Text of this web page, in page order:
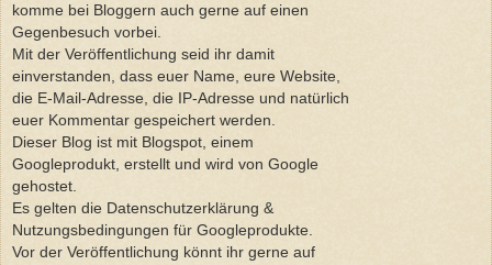
komme bei Bloggern auch gerne auf einen
Gegenbesuch vorbei.
Mit der Veröffentlichung seid ihr damit
einverstanden, dass euer Name, eure Website,
die E-Mail-Adresse, die IP-Adresse und natürlich
euer Kommentar gespeichert werden.
Dieser Blog ist mit Blogspot, einem
Googleprodukt, erstellt und wird von Google
gehostet.
Es gelten die Datenschutzerklärung &
Nutzungsbedingungen für Googleprodukte.
Vor der Veröffentlichung könnt ihr gerne auf